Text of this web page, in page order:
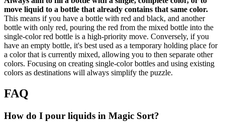
move liquid to a bottle that already contains that same color.
This means if you have a bottle with red and black, and another
bottle with only red, pouring the red from the mixed bottle into the
single-color red bottle is a high-priority move. Conversely, if you
have an empty bottle, it's best used as a temporary holding place for
a color that is currently mixed, allowing you to then separate other
colors. Focusing on creating single-color bottles and using existing
colors as destinations will always simplify the puzzle.
FAQ
How do I pour liquids in Magic Sort?